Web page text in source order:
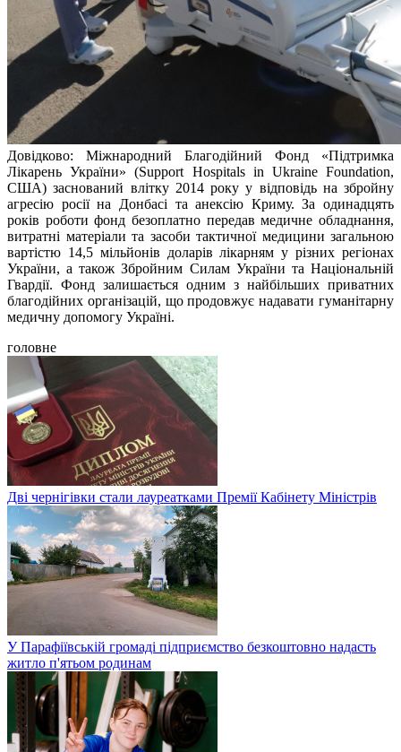
Довідково: Міжнародний Благодійний Фонд «Підтримка
Лікарень України» (Support Hospitals in Ukraine Foundation,
США) заснований влітку 2014 року у відповідь на збройну
агресію росії на Донбасі та анексію Криму. За одинадцять
років роботи фонд безоплатно передав медичне обладнання,
витратні матеріали та засоби тактичної медицини загальною
вартістю 14,5 мільйонів доларів лікарням у різних регіонах
України, а також Збройним Силам України та Національній
Гвардії. Фонд залишається одним з найбільших приватних
благодійних організацій, що продовжує надавати гуманітарну
медичну допомогу Україні.
головне
Дві чернігівки стали лауреатками Премії Кабінету Міністрів
У Парафіївській громаді підприємство безкоштовно надасть
житло п'ятьом родинам